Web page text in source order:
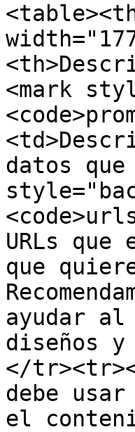
<mark
datos
URLs
que
ayudar
diseños
</
debe
el